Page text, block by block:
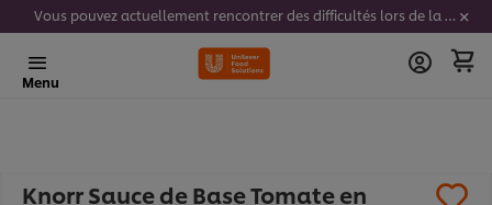
Vous pouvez actuellement rencontrer des difficultés lors de la saisie de vos codes stickers. Nous travaillons activement à résoudre ce problème.
Menu
Knorr Sauce de Base Tomate en